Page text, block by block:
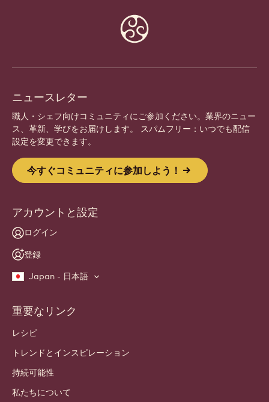
ニュースレター
職人・シェフ向けコミュニティにご参加ください。業界のニュー
ス、革新、学びをお届けします。 スパムフリー：いつでも配信
設定を変更できます。
今すぐコミュニティに参加しよう！
アカウントと設定
ログイン
登録
Japan - 日本語
Footer
Callebaut
重要なリンク
レシピ
トレンドとインスピレーション
持続可能性
私たちについて